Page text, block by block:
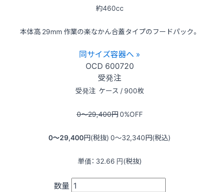
約460cc
本体高 29mm 作業の楽なかん合蓋タイプのフードパック。
同サイズ容器へ »
OCD 600720
受発注
受発注 ケース / 900枚
0〜29,400円0%OFF
0〜29,400円(税抜) 0〜32,340円(税込)
単価： 32.66 円(税抜)
数量